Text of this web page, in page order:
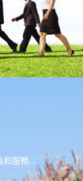
和服務...